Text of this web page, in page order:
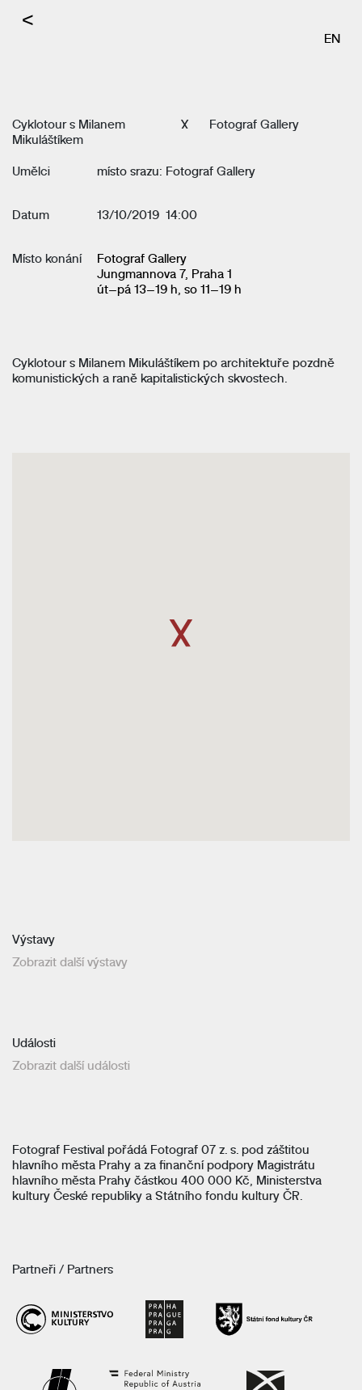
<
EN
Cyklotour s Milanem
Mikuláštíkem
X Fotograf Gallery
Umělci místo srazu: Fotograf Gallery
Datum 13/10/2019 14:00
Místo konání
Fotograf Gallery
Jungmannova 7, Praha 1
út–pá 13–19 h, so 11–19 h
Cyklotour s Milanem Mikuláštíkem po architektuře pozdně
komunistických a raně kapitalistických skvostech.
Výstavy
Zobrazit další výstavy
Události
Zobrazit další události
Fotograf Festival pořádá Fotograf 07 z. s. pod záštitou
hlavního města Prahy a za finanční podpory Magistrátu
hlavního města Prahy částkou 400 000 Kč, Ministerstva
kultury České republiky a Státního fondu kultury ČR.
Partneři / Partners